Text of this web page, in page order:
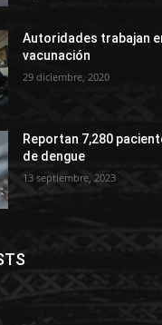
Autoridades trabajan
vacunación
29 diciembre, 2020
Reportan 7,280
de dengue
13 septiembre, 2023